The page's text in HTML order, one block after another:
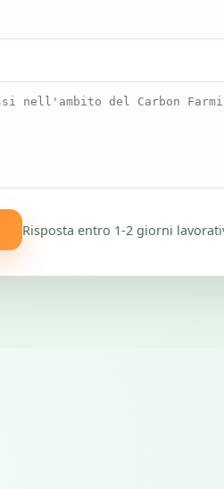
Risposta entro 1-2 giorni